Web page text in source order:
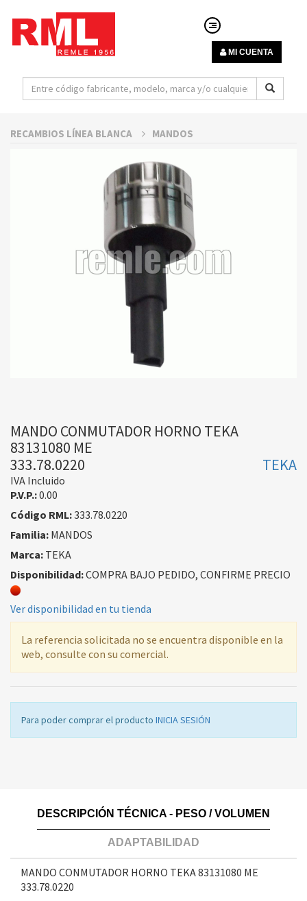
MI CUENTA
RECAMBIOS LÍNEA BLANCA MANDOS
MANDO CONMUTADOR HORNO TEKA
83131080 ME
333.78.0220
TEKA
IVA Incluido
P.V.P.:0.00
Código RML:333.78.0220
Familia: MANDOS
Marca: TEKA
Disponibilidad:COMPRA BAJO PEDIDO, CONFIRME PRECIO
Ver disponibilidad en tu tienda
La referencia solicitada no se encuentra disponible en la
web, consulte con su comercial.
Para poder comprar el producto INICIA SESIÓN
DESCRIPCIÓN TÉCNICA - PESO / VOLUMEN
ADAPTABILIDAD
MANDO CONMUTADOR HORNO TEKA 83131080 ME
333.78.0220